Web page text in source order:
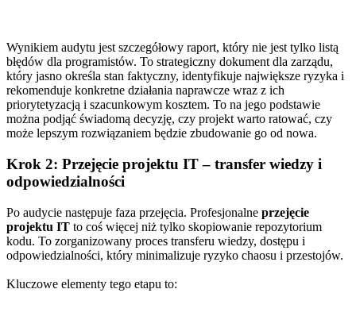
Wynikiem audytu jest szczegółowy raport, który nie jest tylko listą
błędów dla programistów. To strategiczny dokument dla zarządu,
który jasno określa stan faktyczny, identyfikuje największe ryzyka i
rekomenduje konkretne działania naprawcze wraz z ich
priorytetyzacją i szacunkowym kosztem. To na jego podstawie
można podjąć świadomą decyzję, czy projekt warto ratować, czy
może lepszym rozwiązaniem będzie zbudowanie go od nowa.
Krok 2: Przejęcie projektu IT – transfer wiedzy i
odpowiedzialności
Po audycie następuje faza przejęcia. Profesjonalne przejęcie
projektu IT to coś więcej niż tylko skopiowanie repozytorium
kodu. To zorganizowany proces transferu wiedzy, dostępu i
odpowiedzialności, który minimalizuje ryzyko chaosu i przestojów.
Kluczowe elementy tego etapu to: